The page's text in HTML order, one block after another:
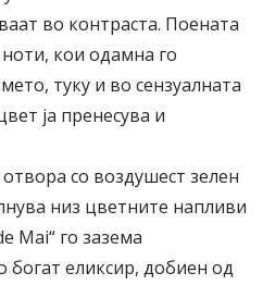
во контраста. Поената
кои одамна го
туку и во сензуалната
ја пренесува и
со воздушест зелен
низ цветните напливи
Mai“ го зазема
богат еликсир, добиен од